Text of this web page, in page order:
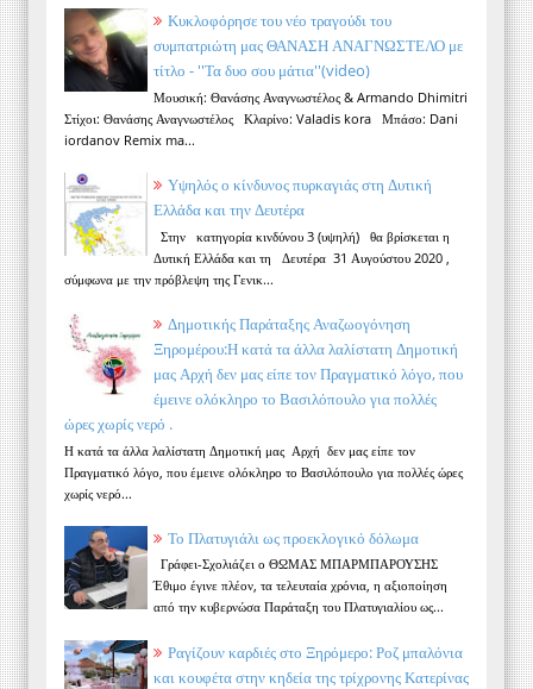
Κυκλοφόρησε του νέο τραγούδι του
συμπατριώτη μας ΘΑΝΑΣΗ ΑΝΑΓΝΩΣΤΕΛΟ με
τίτλο - ''Τα δυο σου μάτια''(video)
Μουσική: Θανάσης Αναγνωστέλος & Armando Dhimitri
Στίχοι: Θανάσης Αναγνωστέλος Κλαρίνο: Valadis kora Μπάσο: Dani
iordanov Remix ma...
Υψηλός ο κίνδυνος πυρκαγιάς στη Δυτική
Ελλάδα και την Δευτέρα
Στην κατηγορία κινδύνου 3 (υψηλή) θα βρίσκεται η
Δυτική Ελλάδα και τη Δευτέρα 31 Αυγούστου 2020 ,
σύμφωνα με την πρόβλεψη της Γενικ...
Δημοτικής Παράταξης Αναζωογόνηση
Ξηρομέρου:Η κατά τα άλλα λαλίστατη Δημοτική
μας Αρχή δεν μας είπε τον Πραγματικό λόγο, που
έμεινε ολόκληρο το Βασιλόπουλο για πολλές
ώρες χωρίς νερό .
Η κατά τα άλλα λαλίστατη Δημοτική μας Αρχή δεν μας είπε τον
Πραγματικό λόγο, που έμεινε ολόκληρο το Βασιλόπουλο για πολλές ώρες
χωρίς νερό...
Το Πλατυγιάλι ως προεκλογικό δόλωμα
Γράφει-Σχολιάζει ο ΘΩΜΑΣ ΜΠΑΡΜΠΑΡΟΥΣΗΣ
Έθιμο έγινε πλέον, τα τελευταία χρόνια, η αξιοποίηση
από την κυβερνώσα Παράταξη του Πλατυγιαλίου ως...
Ραγίζουν καρδιές στο Ξηρόμερο: Ροζ μπαλόνια
και κουφέτα στην κηδεία της τρίχρονης Κατερίνας